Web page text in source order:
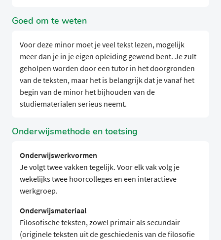
Goed om te weten
Voor deze minor moet je veel tekst lezen, mogelijk
meer dan je in je eigen opleiding gewend bent. Je zult
geholpen worden door een tutor in het doorgronden
van de teksten, maar het is belangrijk dat je vanaf het
begin van de minor het bijhouden van de
studiematerialen serieus neemt.
Onderwijsmethode en toetsing
Onderwijswerkvormen
Je volgt twee vakken tegelijk. Voor elk vak volg je
wekelijks twee hoorcolleges en een interactieve
werkgroep.
Onderwijsmateriaal
Filosofische teksten, zowel primair als secundair
(originele teksten uit de geschiedenis van de filosofie